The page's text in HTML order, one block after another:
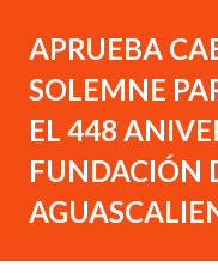
APRUEBA
SOLEMNE
EL 448
FUNDACIÓN